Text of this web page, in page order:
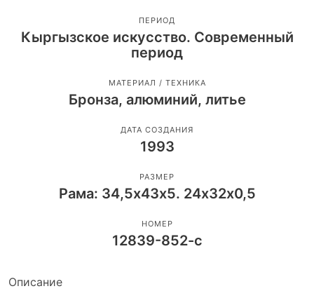
ПЕРИОД
Кыргызское искусство. Современный
период
МАТЕРИАЛ / ТЕХНИКА
Бронза, алюминий, литье
ДАТА СОЗДАНИЯ
1993
РАЗМЕР
Рама: 34,5х43х5. 24х32х0,5
НОМЕР
12839-852-с
Описание